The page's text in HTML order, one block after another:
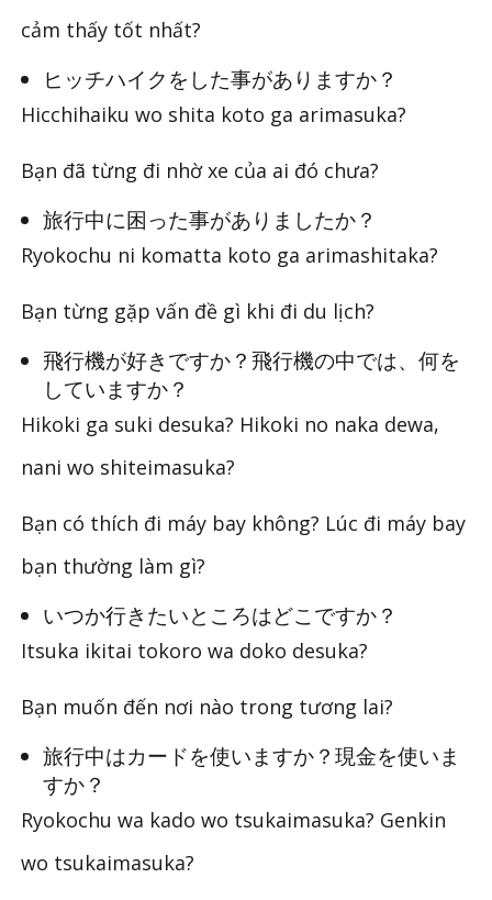
cảm thấy tốt nhất?
ヒッチハイクをした事がありますか？
Hicchihaiku wo shita koto ga arimasuka?
Bạn đã từng đi nhờ xe của ai đó chưa?
旅行中に困った事がありましたか？
Ryokochu ni komatta koto ga arimashitaka?
Bạn từng gặp vấn đề gì khi đi du lịch?
飛行機が好きですか？飛行機の中では、何を
していますか？
Hikoki ga suki desuka? Hikoki no naka dewa,
nani wo shiteimasuka?
Bạn có thích đi máy bay không? Lúc đi máy bay
bạn thường làm gì?
いつか行きたいところはどこですか？
Itsuka ikitai tokoro wa doko desuka?
Bạn muốn đến nơi nào trong tương lai?
旅行中はカードを使いますか？現金を使いま
すか？
Ryokochu wa kado wo tsukaimasuka? Genkin
wo tsukaimasuka?